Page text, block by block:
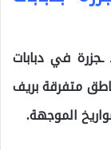
في دبابات
متفرقة بريف
الموجهة.